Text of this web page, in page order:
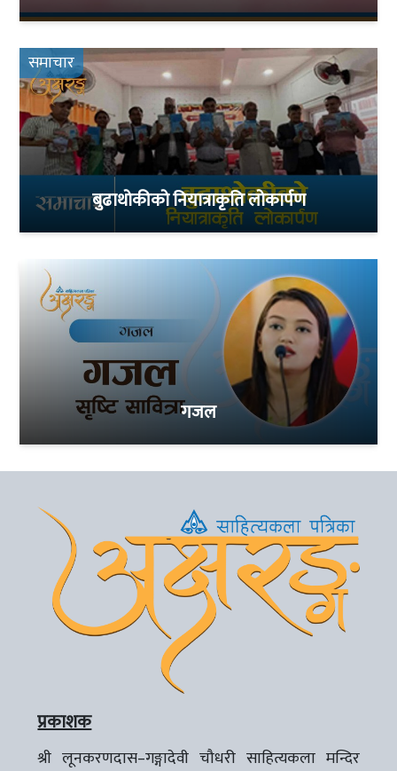
समाचार
बुढाथोकीको नियात्राकृति लोकार्पण
गजल
प्रकाशक
श्री लूनकरणदास–गङ्गादेवी चौधरी साहित्यकला मन्दिर